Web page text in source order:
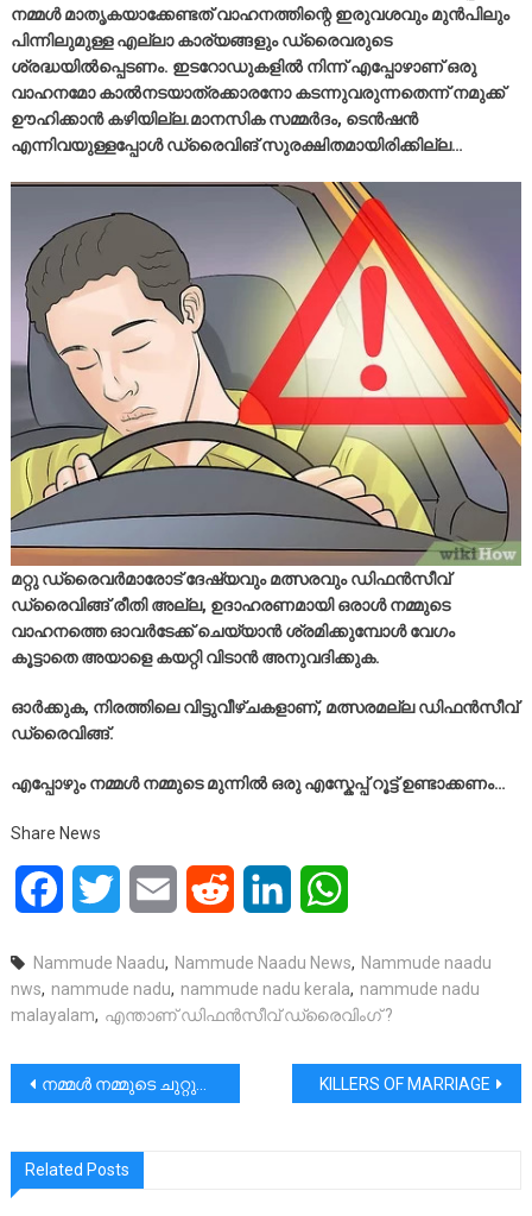
നമ്മൾ മാതൃകയാക്കേണ്ടത് വാഹനത്തിന്റെ ഇരുവശവും മുൻപിലും
പിന്നിലുമുള്ള എല്ലാ കാര്യങ്ങളും ഡ്രൈവരുടെ
ശ്രദ്ധയിൽപ്പെടണം. ഇടറോഡുകളിൽ നിന്ന് എപ്പോഴാണ് ഒരു
വാഹനമോ കാൽനടയാത്രക്കാരനോ കടന്നുവരുന്നതെന്ന് നമുക്ക്
ഊഹിക്കാൻ കഴിയില്ല.മാനസിക സമ്മർദം, ടെൻഷൻ
എന്നിവയുള്ളപ്പോൾ ഡ്രൈവിങ് സുരക്ഷിതമായിരിക്കില്ല…
മറ്റു ഡ്രൈവർമാരോട് ദേഷ്യവും മത്സരവും ഡിഫൻസീവ്
ഡ്രൈവിങ്ങ് രീതി അല്ല, ഉദാഹരണമായി ഒരാൾ നമ്മുടെ
വാഹനത്തെ ഓവർടേക്ക് ചെയ്യാൻ ശ്രമിക്കുമ്പോൾ വേഗം
കൂട്ടാതെ അയാളെ കയറ്റി വിടാൻ അനുവദിക്കുക.
ഓർക്കുക, നിരത്തിലെ വിട്ടുവീഴ്ചകളാണ്, മത്സരമല്ല ഡിഫൻസീവ്
ഡ്രൈവിങ്ങ്.
എപ്പോഴും നമ്മൾ നമ്മുടെ മുന്നിൽ ഒരു എസ്കേപ്പ് റൂട്ട് ഉണ്ടാക്കണം…
Share News
FacebookTwitter Email Reddit LinkedIn
Nammude Naadu, Nammude Naadu News, Nammude naadu
nws, nammude nadu, nammude nadu kerala, nammude nadu
malayalam, എന്താണ് ഡിഫൻസീവ് ഡ്രൈവിംഗ് ?
പോസ്റ്റുകളിലൂടെ
നമ്മൾ നമ്മുടെ ചുറ്റുമുള്ളവർക്കായി സമയം കണ്ടെത്തണം. അങ്ങനെ ജീവിതത്തിൻ്റെ സൗന്ദര്യം പൂത്തുലയട്ടെ. KILLERS OF MARRIAGE
Related Posts